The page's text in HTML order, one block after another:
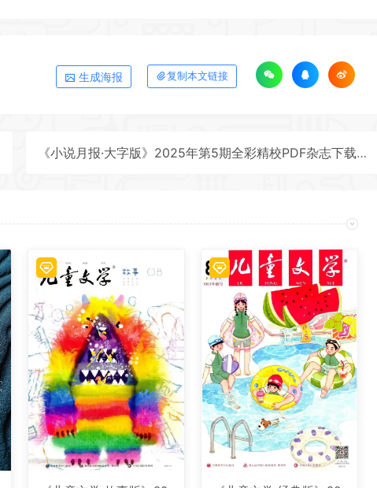
生成海报 复制本文链接
《小说月报·大字版》2025年第5期全彩精校PDF杂志下载